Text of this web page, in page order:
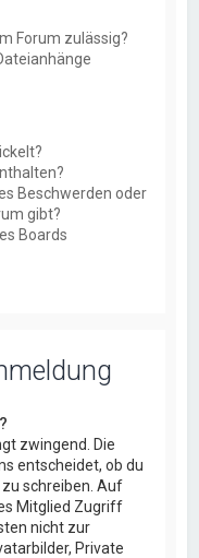
Forum zulässig?
Beschwerden oder
gibt?
Boards
zwingend. Die
entscheidet, ob du
schreiben. Auf
Mitglied Zugriff
nicht zur
Private